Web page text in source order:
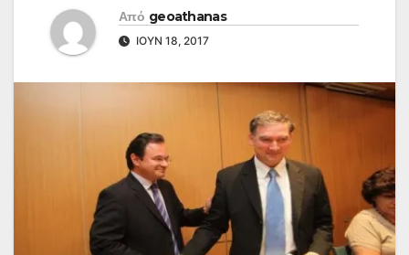
Από geoathanas
ΙΟΎΝ 18, 2017